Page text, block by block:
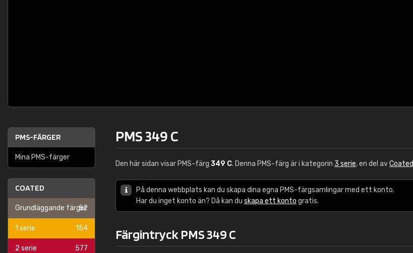
PMS-FÄRGER
Mina PMS-färger
COATED
Grundläggande färger
52
1 serie 154
2 serie 577
PMS 349 C
Den här sidan visar PMS-färg 349 C. Denna PMS-färg är i kategorin 3 serie, en del avCoated
På denna webbplats kan du skapa dina egna PMS-färgsamlingar med ett konto.
Har du inget konto än? Då kan du skapa ett konto gratis.
Färgintryck PMS 349 C